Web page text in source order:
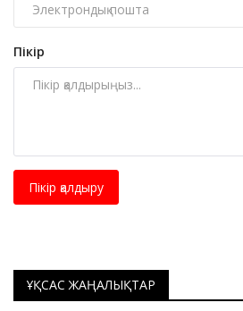
Пікір
Пікір қалдыру
ҰҚСАС ЖАҢАЛЫҚТАР